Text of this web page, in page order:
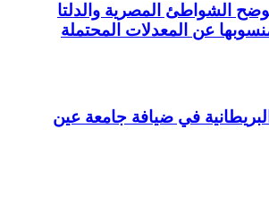
الشواطئ المصرية والدلتا
عن المعدلات المحتملة
وفد جامعة UCL البريطانية في ضيافة جامعة عين